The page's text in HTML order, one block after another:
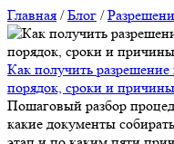
Главная /Блог /
Как получить разрешение
порядок, сроки и причины
Пошаговый разбор
какие документы